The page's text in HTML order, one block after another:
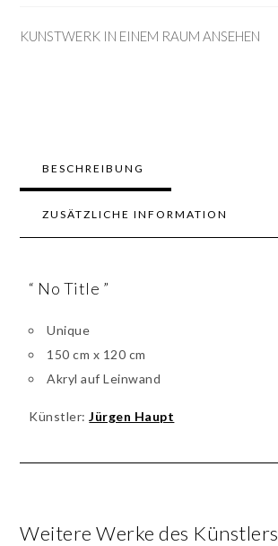
KUNSTWERK IN EINEM RAUM ANSEHEN
BESCHREIBUNG
ZUSÄTZLICHE INFORMATION
“ No Title ”
Unique
150 cm x 120 cm
Akryl auf Leinwand
Künstler:Jürgen Haupt
Weitere Werke des Künstlers